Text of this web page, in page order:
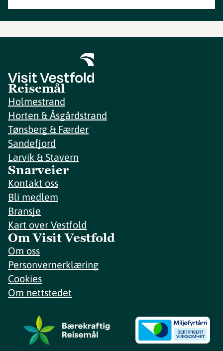
Reisemål
Holmestrand
Horten & Åsgårdstrand
Tønsberg & Færder
Sandefjord
Larvik & Stavern
Snarveier
Kontakt oss
Bli medlem
Bransje
Kart over Vestfold
Om Visit Vestfold
Om oss
Personvernerklæring
Cookies
Om nettstedet